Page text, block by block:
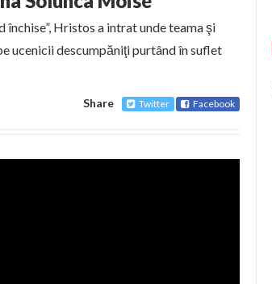
închise”, Hristos a intrat unde teama şi
ucenicii descumpăniţi purtând în suflet
Share Twitter Facebook